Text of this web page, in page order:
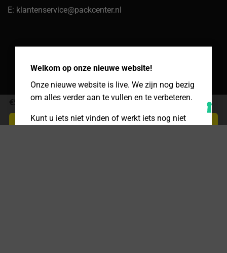
Welkom op onze nieuwe website!
Onze nieuwe website is live. We zijn nog bezig
om alles verder aan te vullen en te verbeteren.
Kunt u iets niet vinden of werkt iets nog niet
E: klantenservice@packcenter.nl
€ Excl. BTW
In winkelwagen